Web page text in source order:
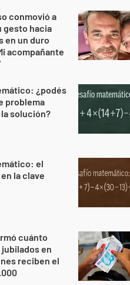
conmovió a
gesto hacia
en un duro
acompañante
¿podés
problema
solución?
el
la clave
cuánto
en
reciben el